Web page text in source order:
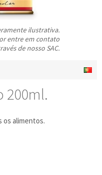
ilustrativa.
entre em contato
de nosso SAC.
200ml.
os alimentos.